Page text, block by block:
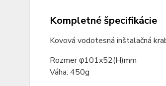
Kompletné špecifikácie
Kovová vodotesná inštalačná
Rozmer φ101x52(H)mm
Váha: 450g